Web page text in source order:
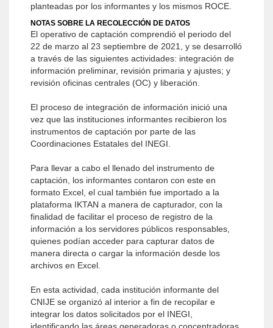
planteadas por los informantes y los mismos ROCE.
NOTAS SOBRE LA RECOLECCIÓN DE DATOS
El operativo de captación comprendió el periodo del
22 de marzo al 23 septiembre de 2021, y se desarrolló
a través de las siguientes actividades: integración de
información preliminar, revisión primaria y ajustes; y
revisión oficinas centrales (OC) y liberación.
El proceso de integración de información inició una
vez que las instituciones informantes recibieron los
instrumentos de captación por parte de las
Coordinaciones Estatales del INEGI.
Para llevar a cabo el llenado del instrumento de
captación, los informantes contaron con este en
formato Excel, el cual también fue importado a la
plataforma IKTAN a manera de capturador, con la
finalidad de facilitar el proceso de registro de la
información a los servidores públicos responsables,
quienes podían acceder para capturar datos de
manera directa o cargar la información desde los
archivos en Excel.
En esta actividad, cada institución informante del
CNIJE se organizó al interior a fin de recopilar e
integrar los datos solicitados por el INEGI,